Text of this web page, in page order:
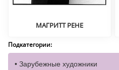
МАГРИТТ РЕНЕ
Подкатегории: